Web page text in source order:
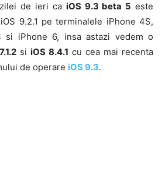
de ieri ca iOS 9.3 beta 5 este
9.2.1 pe terminalele iPhone 4S,
si iPhone 6, insa astazi vedem o
si iOS 8.4.1 cu cea mai recenta
de operare iOS 9.3.